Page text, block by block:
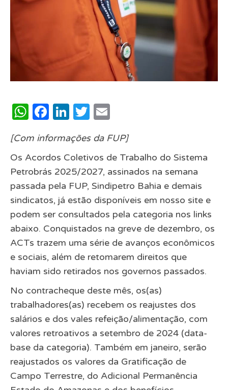
WhatsApp
Facebook
LinkedIn
Twitter
[Com informações da FUP]
Os Acordos Coletivos de Trabalho do Sistema
Petrobrás 2025/2027, assinados na semana
passada pela FUP, Sindipetro Bahia e demais
sindicatos, já estão disponíveis em nosso site e
podem ser consultados pela categoria nos links
abaixo. Conquistados na greve de dezembro, os
ACTs trazem uma série de avanços econômicos
e sociais, além de retomarem direitos que
haviam sido retirados nos governos passados.
No contracheque deste mês, os(as)
trabalhadores(as) recebem os reajustes dos
salários e dos vales refeição/alimentação, com
valores retroativos a setembro de 2024 (data-
base da categoria). Também em janeiro, serão
reajustados os valores da Gratificação de
Campo Terrestre, do Adicional Permanência